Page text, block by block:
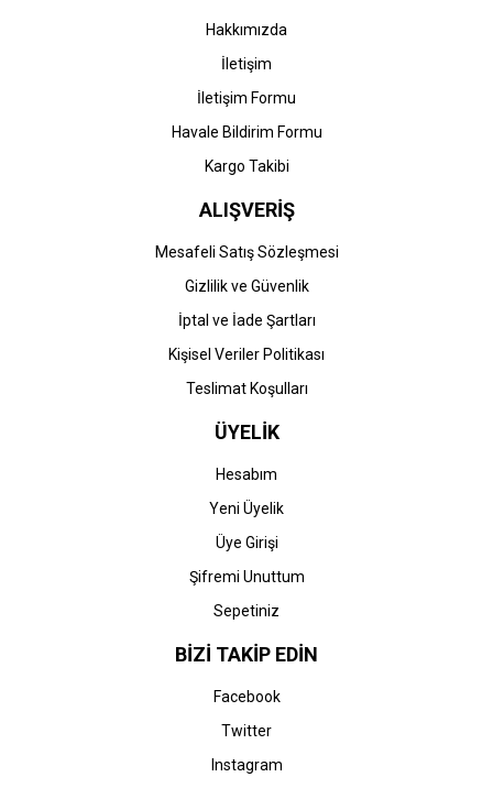
Hakkımızda
İletişim
İletişim Formu
Havale Bildirim Formu
Kargo Takibi
ALIŞVERİŞ
Mesafeli Satış Sözleşmesi
Gizlilik ve Güvenlik
İptal ve İade Şartları
Kişisel Veriler Politikası
Teslimat Koşulları
ÜYELİK
Hesabım
Yeni Üyelik
Üye Girişi
Şifremi Unuttum
Sepetiniz
BİZİ TAKİP EDİN
Facebook
Twitter
Instagram